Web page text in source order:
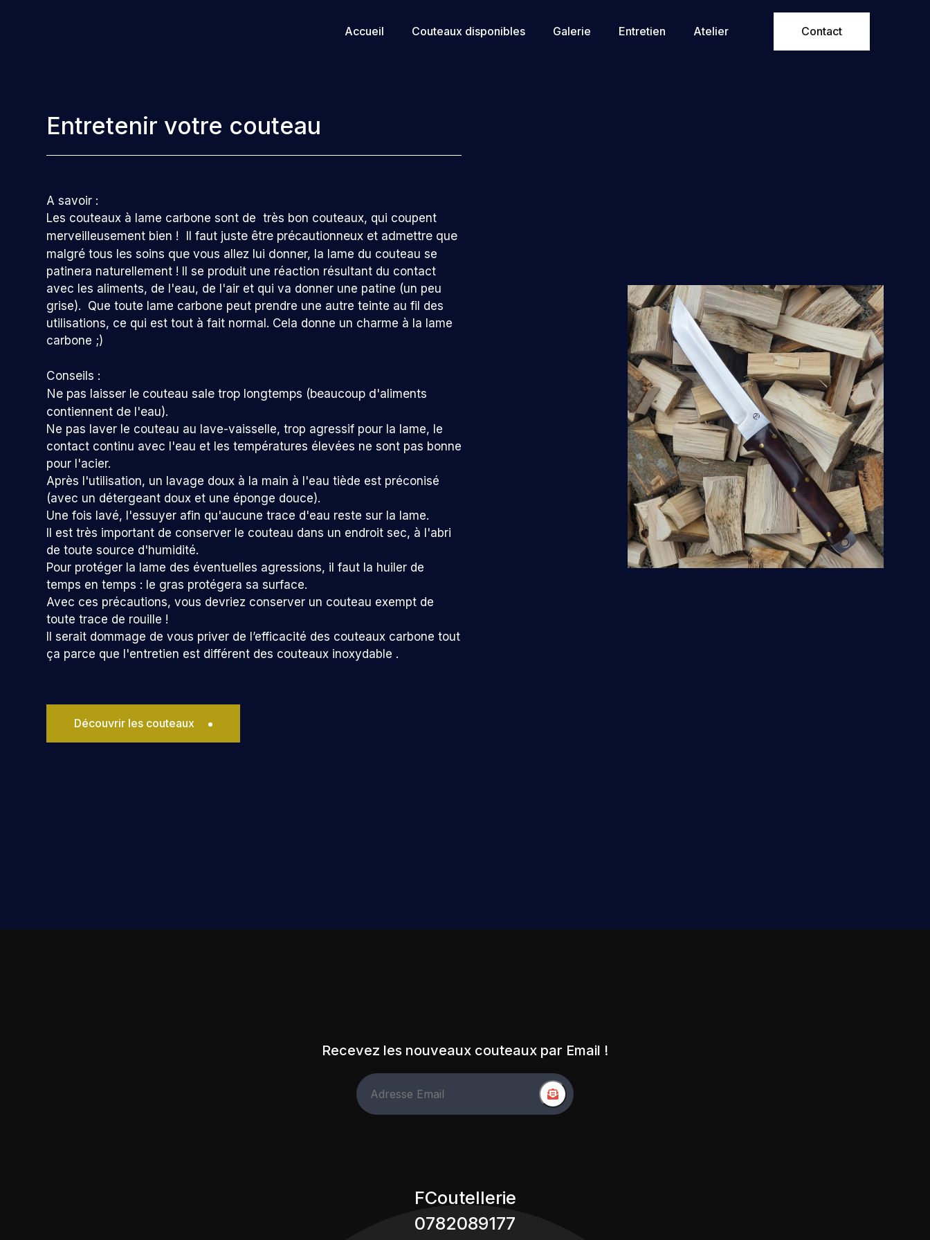
Accueil Couteaux disponibles Galerie Entretien Atelier Contact
Entretenir votre couteau
A savoir :
Les couteaux à lame carbone sont de très bon couteaux, qui coupent
merveilleusement bien ! Il faut juste être précautionneux et admettre que
malgré tous les soins que vous allez lui donner, la lame du couteau se
patinera naturellement ! Il se produit une réaction résultant du contact
avec les aliments, de l'eau, de l'air et qui va donner une patine (un peu
grise). Que toute lame carbone peut prendre une autre teinte au fil des
utilisations, ce qui est tout à fait normal. Cela donne un charme à la lame
carbone ;)
Conseils :
Ne pas laisser le couteau sale trop longtemps (beaucoup d'aliments
contiennent de l'eau).
Ne pas laver le couteau au lave-vaisselle, trop agressif pour la lame, le
contact continu avec l'eau et les températures élevées ne sont pas bonne
pour l'acier.
Après l'utilisation, un lavage doux à la main à l'eau tiède est préconisé
(avec un détergeant doux et une éponge douce).
Une fois lavé, l'essuyer afin qu'aucune trace d'eau reste sur la lame.
Il est très important de conserver le couteau dans un endroit sec, à l'abri
de toute source d'humidité.
Pour protéger la lame des éventuelles agressions, il faut la huiler de
temps en temps : le gras protégera sa surface.
Avec ces précautions, vous devriez conserver un couteau exempt de
toute trace de rouille !
Il serait dommage de vous priver de l’efficacité des couteaux carbone tout
ça parce que l'entretien est différent des couteaux inoxydable .
Découvrir les couteaux
Recevez les nouveaux couteaux par Email !
FCoutellerie
0782089177